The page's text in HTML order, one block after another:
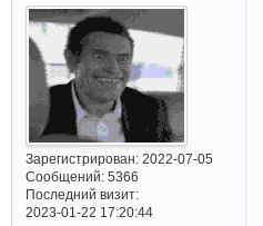
Зарегистрирован: 2022-07-05
Сообщений:5366
Последний визит:
2023-01-22 17:20:44